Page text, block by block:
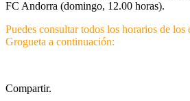
FC Andorra (domingo, 12.00 horas).
Puedes consultar todos los horarios de los
Grogueta a continuación:
Compartir.